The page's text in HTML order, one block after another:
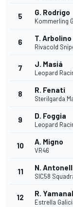
5 G. Rodrigo
Kommerling
6 T. Arbolino
Rivacold
7 J. Masiá
Leopard
8 R. Fenati
Sterilgarda
9 D. Foggia
Leopard
10 A. Migno
VR46
11 N.
SIC58
12 R.
Estrella